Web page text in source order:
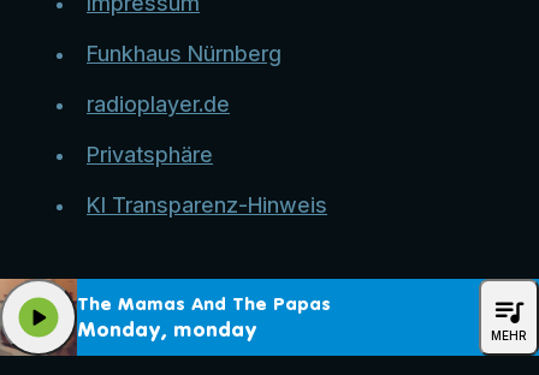
Funkhaus Nürnberg
radioplayer.de
Privatsphäre
KI Transparenz-Hinweis
The Mamas And The Papas
Monday, monday
play_arrow queue_music